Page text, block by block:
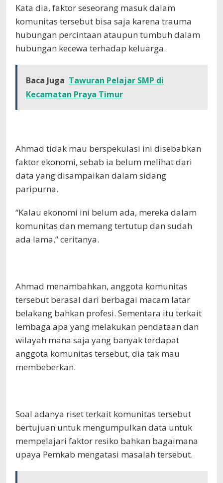
Kata dia, faktor seseorang masuk dalam
komunitas tersebut bisa saja karena trauma
hubungan percintaan ataupun tumbuh dalam
hubungan kecewa terhadap keluarga.
Baca Juga Tawuran Pelajar SMP di
Kecamatan Praya Timur
Ahmad tidak mau berspekulasi ini disebabkan
faktor ekonomi, sebab ia belum melihat dari
data yang disampaikan dalam sidang
paripurna.
“Kalau ekonomi ini belum ada, mereka dalam
komunitas dan memang tertutup dan sudah
ada lama,” ceritanya.
Ahmad menambahkan, anggota komunitas
tersebut berasal dari berbagai macam latar
belakang bahkan profesi. Sementara itu terkait
lembaga apa yang melakukan pendataan dan
wilayah mana saja yang banyak terdapat
anggota komunitas tersebut, dia tak mau
membeberkan.
Soal adanya riset terkait komunitas tersebut
bertujuan untuk mengumpulkan data untuk
mempelajari faktor resiko bahkan bagaimana
upaya Pemkab mengatasi masalah tersebut.